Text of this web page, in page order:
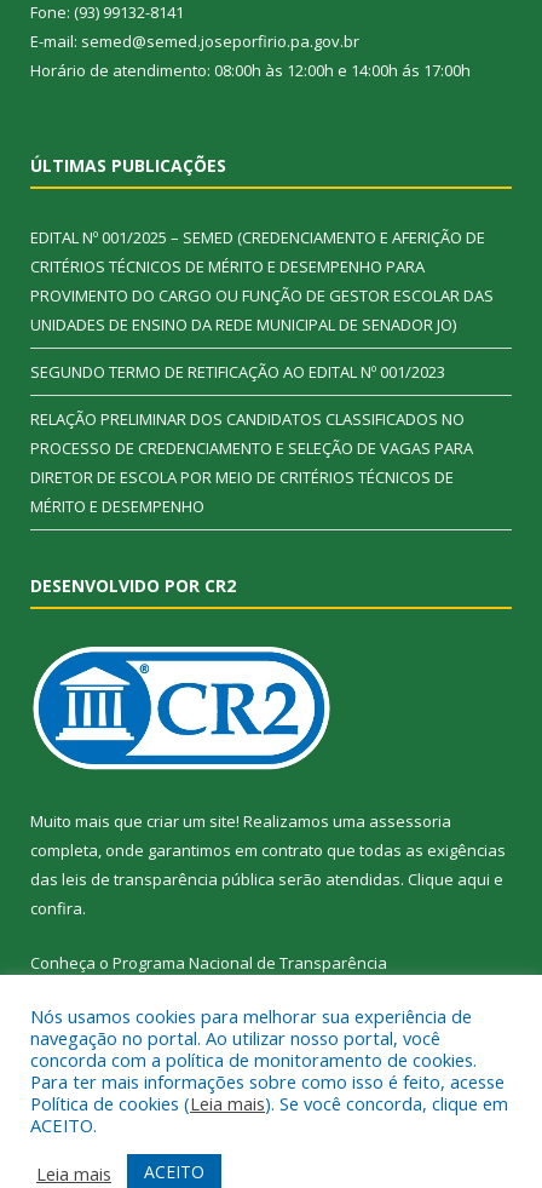
Fone: (93) 99132-8141
E-mail: semed@semed.joseporfirio.pa.gov.br
Horário de atendimento: 08:00h às 12:00h e 14:00h ás 17:00h
ÚLTIMAS PUBLICAÇÕES
EDITAL Nº 001/2025 – SEMED (CREDENCIAMENTO E AFERIÇÃO DE
CRITÉRIOS TÉCNICOS DE MÉRITO E DESEMPENHO PARA
PROVIMENTO DO CARGO OU FUNÇÃO DE GESTOR ESCOLAR DAS
UNIDADES DE ENSINO DA REDE MUNICIPAL DE SENADOR JO)
SEGUNDO TERMO DE RETIFICAÇÃO AO EDITAL Nº 001/2023
RELAÇÃO PRELIMINAR DOS CANDIDATOS CLASSIFICADOS NO
PROCESSO DE CREDENCIAMENTO E SELEÇÃO DE VAGAS PARA
DIRETOR DE ESCOLA POR MEIO DE CRITÉRIOS TÉCNICOS DE
MÉRITO E DESEMPENHO
DESENVOLVIDO POR CR2
Muito mais que criar um site! Realizamos uma assessoria
completa, onde garantimos em contrato que todas as exigências
das leis de transparência pública serão atendidas. Clique aqui e
confira.
Conheça o Programa Nacional de Transparência
Todos os direitos reservados a SEMED – Secretaria Municipal de
Educação de Senador José Porfírio.
Mapa do Site
Acessar Área Administrativa
Nós usamos cookies para melhorar sua experiência de
navegação no portal. Ao utilizar nosso portal, você
concorda com a política de monitoramento de cookies.
Para ter mais informações sobre como isso é feito, acesse
Política de cookies (Leia mais). Se você concorda, clique em
ACEITO.
Leia mais
ACEITO